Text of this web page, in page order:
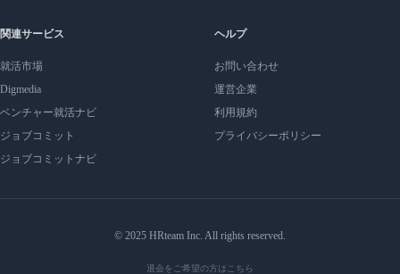
関連サービス
就活市場
Digmedia
ベンチャー就活ナビ
ジョブコミット
ジョブコミットナビ
ヘルプ
お問い合わせ
運営企業
利用規約
プライバシーポリシー
© 2025 HRteam Inc. All rights reserved.
退会をご希望の方はこちら